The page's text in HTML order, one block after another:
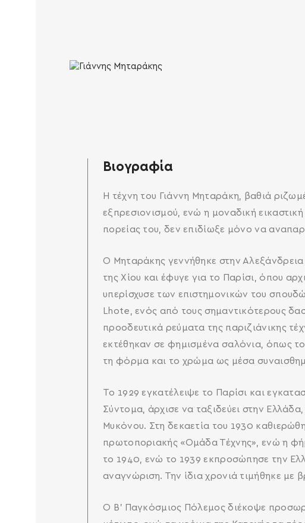
Βιογραφία
Η τέχνη του Γιάννη Μηταράκη, βαθιά
εξπρεσιονισμού, ενώ η μοναδική
πορείας του, δεν επιδίωξε μόνο να
Ο Μηταράκης γεννήθηκε στην
της Χίου και έφυγε για το Παρίσι, όπου
υπερίσχυσε των επιστημονικών του
Lhote, ενός από τους σημαντικότερους
προοδευτικά ρεύματα της παριζιάνικης
εκτέθηκαν σε φημισμένα σαλόνια, όπως
τη φόρμα και το χρώμα ως μέσα
Το 1929 εγκατέλειψε το Παρίσι και
Σύντομα, άρχισε να ταξιδεύει στην
Μυκόνου. Στη δεκαετία του 1930
πρωτοποριακής «Ομάδα Τέχνης», ενώ η
το 1940, ενώ το 1939 εκπροσώπησε την
αναγνώριση. Την ίδια χρονιά τιμήθηκε με
Ο Β’ Παγκόσμιος Πόλεμος διέκοψε